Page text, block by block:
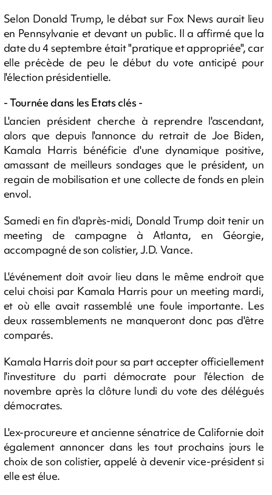
Selon Donald Trump, le débat sur Fox News aurait lieu
en Pennsylvanie et devant un public. Il a affirmé que la
date du 4 septembre était "pratique et appropriée", car
elle précède de peu le début du vote anticipé pour
l'élection présidentielle.
- Tournée dans les Etats clés -
L'ancien président cherche à reprendre l'ascendant,
alors que depuis l'annonce du retrait de Joe Biden,
Kamala Harris bénéficie d'une dynamique positive,
amassant de meilleurs sondages que le président, un
regain de mobilisation et une collecte de fonds en plein
envol.
Samedi en fin d'après-midi, Donald Trump doit tenir un
meeting de campagne à Atlanta, en Géorgie,
accompagné de son colistier, J.D. Vance.
L'événement doit avoir lieu dans le même endroit que
celui choisi par Kamala Harris pour un meeting mardi,
et où elle avait rassemblé une foule importante. Les
deux rassemblements ne manqueront donc pas d'être
comparés.
Kamala Harris doit pour sa part accepter officiellement
l'investiture du parti démocrate pour l'élection de
novembre après la clôture lundi du vote des délégués
démocrates.
L'ex-procureure et ancienne sénatrice de Californie doit
également annoncer dans les tout prochains jours le
choix de son colistier, appelé à devenir vice-président si
elle est élue.